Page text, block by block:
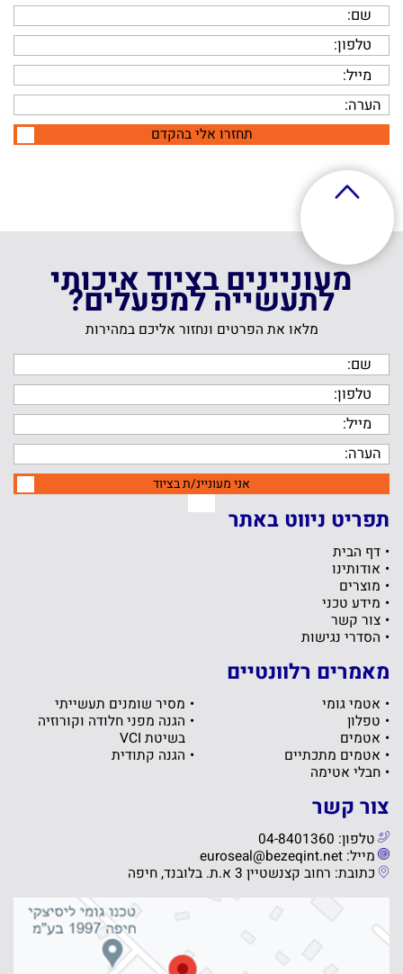
תחזרו אלי בהקדם
מעוניינים בציוד איכותי
לתעשייה למפעלים?
מלאו את הפרטים ונחזור אליכם במהירות
אני מעוניינ/ת בציוד
תפריט ניווט באתר
דף הבית
אודותינו
מוצרים
מידע טכני
צור קשר
הסדרי נגישות
מאמרים רלוונטיים
אטמי גומי
טפלון
אטמים
אטמים מתכתיים
חבלי אטימה
מסיר שומנים תעשייתי
הגנה מפני חלודה וקורוזיה
בשיטת VCI
הגנה קתודית
צור קשר
טלפון: 04-8401360
מייל: euroseal@bezeqint.net
כתובת: רחוב קצנשטיין 3 א.ת. בלובנד, חיפה